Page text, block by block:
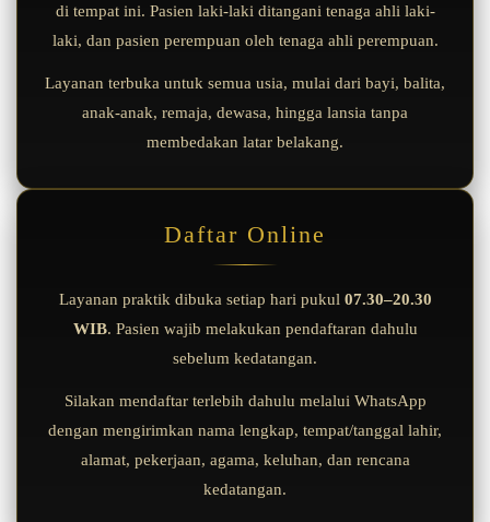
di tempat ini. Pasien laki-laki ditangani tenaga ahli laki-
laki, dan pasien perempuan oleh tenaga ahli perempuan.
Layanan terbuka untuk semua usia, mulai dari bayi, balita,
anak-anak, remaja, dewasa, hingga lansia tanpa
membedakan latar belakang.
Daftar Online
Layanan praktik dibuka setiap hari pukul 07.30–20.30
WIB. Pasien wajib melakukan pendaftaran dahulu
sebelum kedatangan.
Silakan mendaftar terlebih dahulu melalui WhatsApp
dengan mengirimkan nama lengkap, tempat/tanggal lahir,
alamat, pekerjaan, agama, keluhan, dan rencana
kedatangan.